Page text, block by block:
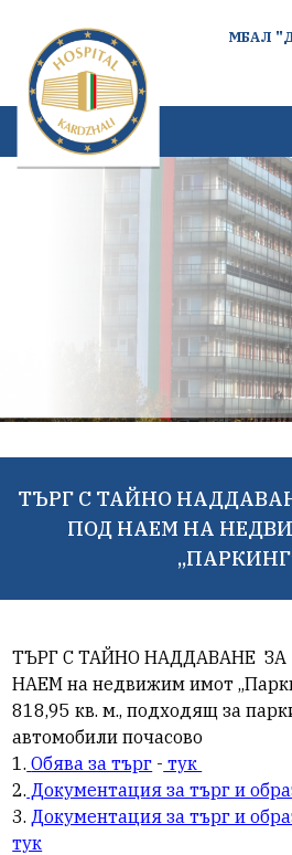
МБАЛ
ТЪРГ С ТАЙНО
ПОД НАЕМ НА
ТЪРГ С ТАЙНО НАДДАВАНЕ
НАЕМ на недвижим имот
818,95 кв. м., подходящ за
автомобили почасово
1. Обява за търг - тук
2. Документация за търг и
3.Документация за търг и
тук